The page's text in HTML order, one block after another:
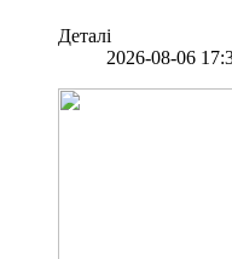
Деталі
2026-08-06